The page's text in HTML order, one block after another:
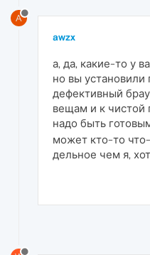
A
awzx
а, да, какие-то у
но вы
дефективный
вещам и к чистой
надо быть
может кто-то
дельное чем я,